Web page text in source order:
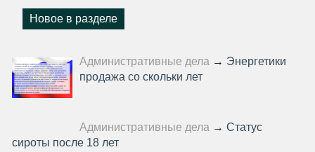
Новое в разделе
Административные дела → Энергетики
продажа со скольки лет
Административные дела →Статус
сироты после 18 лет